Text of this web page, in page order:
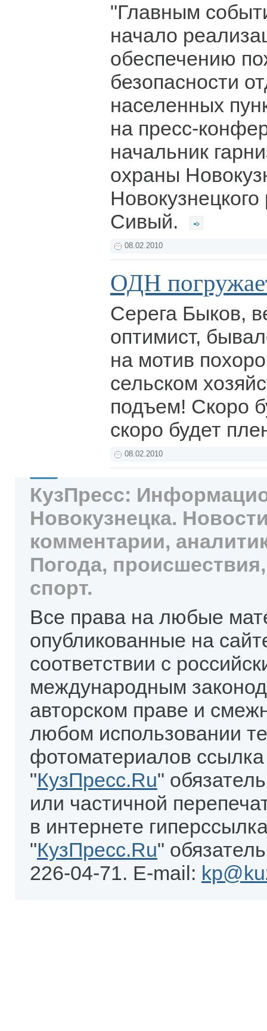
"Главным
начало
обеспечению
безопасности
населенных
на пресс-
начальник
охраны
Сивый.
08.02.2010
ОДН
Серега Быков,
оптимист,
на мотив
сельском
подъем! Скоро
скоро будет
08.02.2010
КузПресс:
Новокузнецка.
комментарии,
Погода,
спорт.
Все права на любые
опубликованные на
соответствии с
международным
авторском праве и
любом использовании
фотоматериалов
"КузПресс.Ru"
или частичной
в интернете
"КузПресс.Ru"
226-04-71. E-mail: